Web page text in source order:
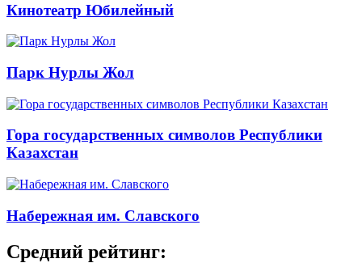
Кинотеатр Юбилейный
Парк Нурлы Жол
Гора государственных символов Республики
Казахстан
Набережная им. Славского
Средний рейтинг: